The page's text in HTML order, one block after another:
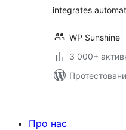
integrates
WP Sunshine
3 000+
Про нас